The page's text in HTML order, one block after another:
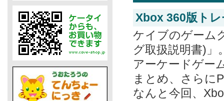
Xbox 360版ト
ケイブのゲーム
グ取扱説明書)」
アーケードゲー
まとめ、さらに
なんと今回、